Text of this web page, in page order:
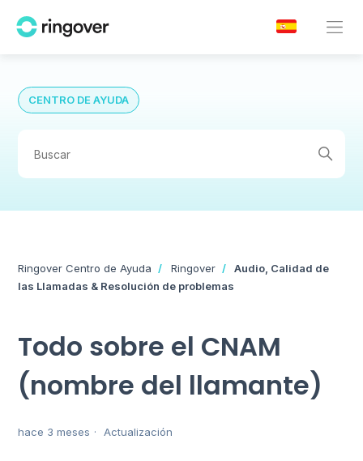
CENTRO DE AYUDA
Ringover Centro de Ayuda Ringover
Audio, Calidad de
las Llamadas & Resolución de problemas
Todo sobre el CNAM
(nombre del llamante)
hace 3 meses Actualización